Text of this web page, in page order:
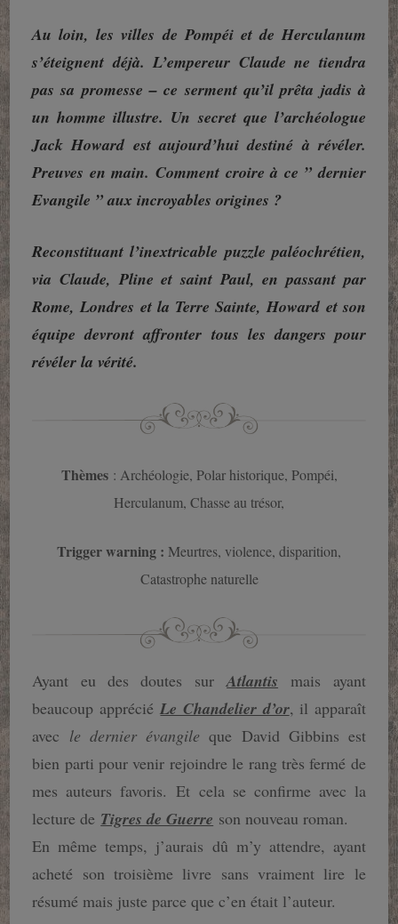
Au loin, les villes de Pompéi et de Herculanum
s’éteignent déjà. L’empereur Claude ne tiendra
pas sa promesse – ce serment qu’il prêta jadis à
un homme illustre. Un secret que l’archéologue
Jack Howard est aujourd’hui destiné à révéler.
Preuves en main. Comment croire à ce ” dernier
Evangile ” aux incroyables origines ?
Reconstituant l’inextricable puzzle paléochrétien,
via Claude, Pline et saint Paul, en passant par
Rome, Londres et la Terre Sainte, Howard et son
équipe devront affronter tous les dangers pour
révéler la vérité.
Thèmes : Archéologie, Polar historique, Pompéi,
Herculanum, Chasse au trésor,
Trigger warning : Meurtres, violence, disparition,
Catastrophe naturelle
Ayant eu des doutes surAtlantis
mais ayant
beaucoup apprécié Le Chandelier d’or, il apparaît
avec le dernier évangile que David Gibbins est
bien parti pour venir rejoindre le rang très fermé de
mes auteurs favoris. Et cela se confirme avec la
lecture de Tigres de Guerre son nouveau roman.
En même temps, j’aurais dû m’y attendre, ayant
acheté son troisième livre sans vraiment lire le
résumé mais juste parce que c’en était l’auteur.